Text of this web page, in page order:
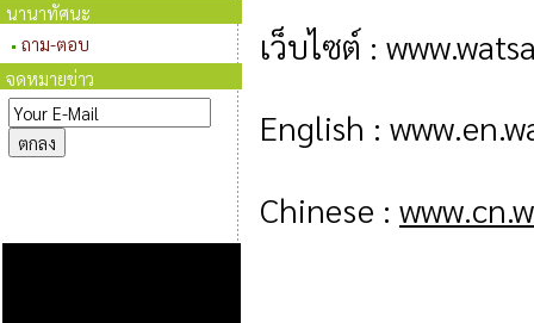
นานาทัศนะ
ถาม-ตอบ
จดหมายข่าว
เว็บไซต์ :
English :
Chinese :